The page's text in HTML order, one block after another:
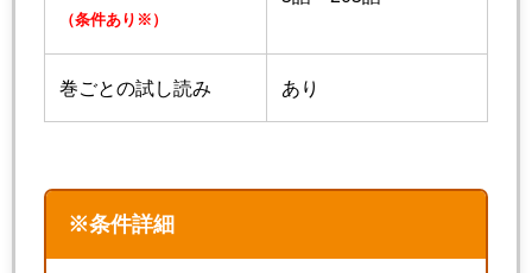
（条件あり※）
巻ごとの試し読み あり
※条件詳細